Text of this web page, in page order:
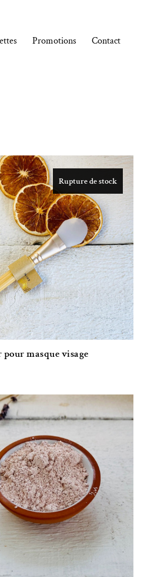
Promotions Contact
Ajouter à la liste de souhaits
Rupture de stock
masque visage
Ajouter à la liste de souhaits